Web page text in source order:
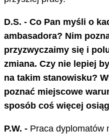
D.S. - Co Pan myśli o
ambasadora? Nim
przyzwyczaimy się i
zmiana. Czy nie lepiej
na takim stanowisku?
poznać miejscowe
sposób coś więcej
P.W. - Praca dyplomatów